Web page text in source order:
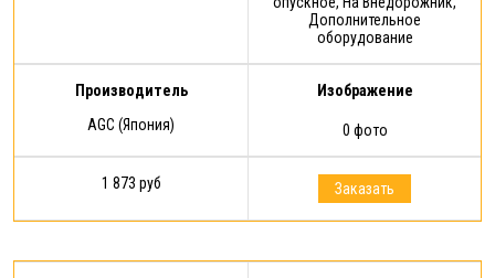
Дополнительное
оборудование
Производитель
AGC (Япония)
Изображение
0 фото
1 873 руб Заказать